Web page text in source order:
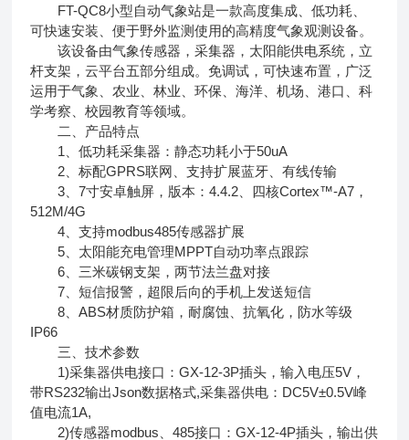
FT-QC8小型自动气象站是一款高度集成、低功耗、
可快速安装、便于野外监测使用的高精度气象观测设备。
该设备由气象传感器，采集器，太阳能供电系统，立
杆支架，云平台五部分组成。免调试，可快速布置，广泛
运用于气象、农业、林业、环保、海洋、机场、港口、科
学考察、校园教育等领域。
二、产品特点
1、低功耗采集器：静态功耗小于50uA
2、标配GPRS联网、支持扩展蓝牙、有线传输
3、7寸安卓触屏，版本：4.4.2、四核Cortex™-A7，
512M/4G
4、支持modbus485传感器扩展
5、太阳能充电管理MPPT自动功率点跟踪
6、三米碳钢支架，两节法兰盘对接
7、短信报警，超限后向的手机上发送短信
8、ABS材质防护箱，耐腐蚀、抗氧化，防水等级
IP66
三、技术参数
1)采集器供电接口：GX-12-3P插头，输入电压5V，
带RS232输出Json数据格式,采集器供电：DC5V±0.5V峰
值电流1A,
2)传感器modbus、485接口：GX-12-4P插头，输出供